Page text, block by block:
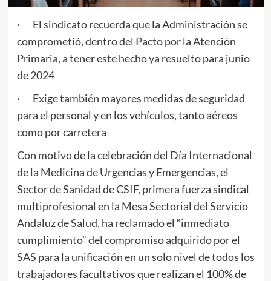
· El sindicato recuerda que la Administración se
comprometió, dentro del Pacto por la Atención
Primaria, a tener este hecho ya resuelto para junio
de 2024
· Exige también mayores medidas de seguridad
para el personal y en los vehículos, tanto aéreos
como por carretera
Con motivo de la celebración del Día Internacional
de la Medicina de Urgencias y Emergencias, el
Sector de Sanidad de CSIF, primera fuerza sindical
multiprofesional en la Mesa Sectorial del Servicio
Andaluz de Salud, ha reclamado el “inmediato
cumplimiento” del compromiso adquirido por el
SAS para la unificación en un solo nivel de todos los
trabajadores facultativos que realizan el 100% de